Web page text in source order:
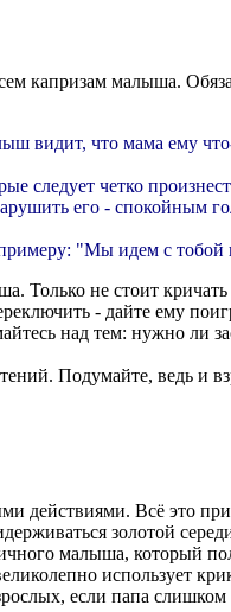
капризам малыша.
что мама ему
следует четко
его - спокойным
"Мы идем с
Только не стоит
- дайте ему
над тем: нужно ли
Подумайте, ведь и
Всё это
золотой
малыша, который
использует
если папа